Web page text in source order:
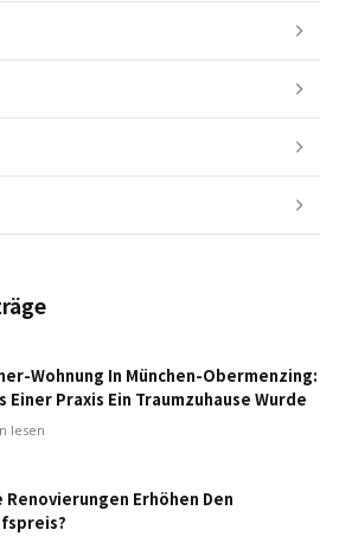
Wohnung In München-Obermenzing:
Einer Praxis Ein Traumzuhause Wurde
lesen
Renovierungen Erhöhen Den